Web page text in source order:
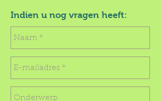
Indien u nog vragen heeft: